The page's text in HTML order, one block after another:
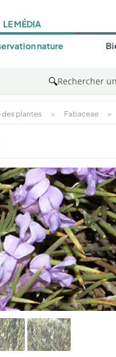
LE MÉDIA
nature
🔍Rechercher
plantes > Fabaceae >